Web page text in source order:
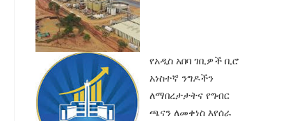
የአዲስ አበባ ገቢዎች ቢሮ
አነስተኛ ንግዶችን
ለማበረታታትና የግብር
ጫናን ለመቀነስ እየሰራ